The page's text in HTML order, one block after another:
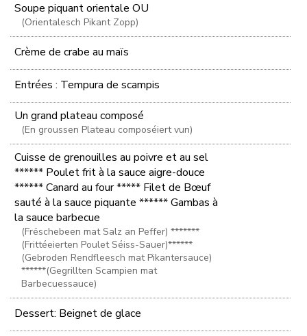
Soupe piquant orientale OU
(Orientalesch Pikant Zopp)
Crème de crabe au maïs
Entrées : Tempura de scampis
Un grand plateau composé
(En groussen Plateau composéiert vun)
Cuisse de grenouilles au poivre et au sel
****** Poulet frit à la sauce aigre-douce
****** Canard au four ***** Filet de Bœuf
sauté à la sauce piquante ****** Gambas à
la sauce barbecue
(Frëschebeen mat Salz an Peffer) *******
(Frittéeierten Poulet Séiss-Sauer)******
(Gebroden Rendfleesch mat Pikantersauce)
******(Gegrillten Scampien mat
Barbecuessauce)
Dessert: Beignet de glace